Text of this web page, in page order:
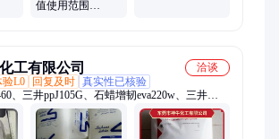
值使用范围
工有限公司
洽谈
验L0 回复及时 真实性已核验
、三井ppJ105G、石蜡增韧eva220w、三井
eva250、普瑞曼ppj105g